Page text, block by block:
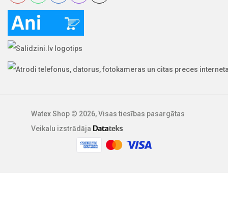
Watex Shop © 2026, Visas tiesības pasargātas
Veikalu izstrādāja